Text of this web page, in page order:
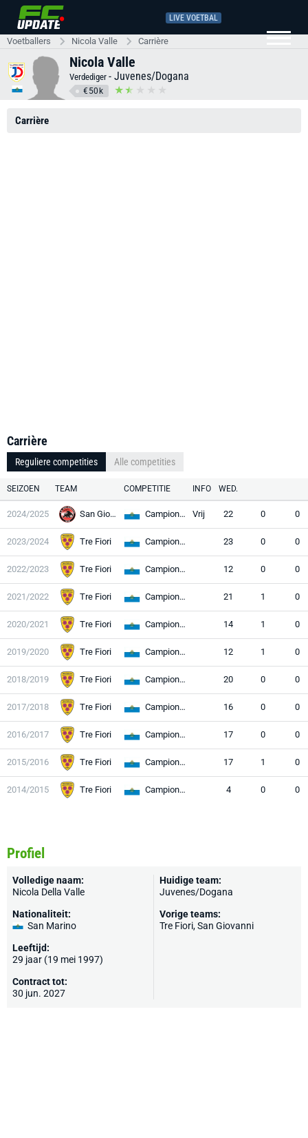
LIVE VOETBAL
Voetballers Nicola Valle Carrière
Nicola Valle
Verdediger - Juvenes/Dogana
€50k
Carrière
Carrière
Reguliere competities Alle competities
SEIZOEN TEAM COMPETITIE INFO WED.
2024/2025 San Giovanni Campionato Vrij 22 0 0
2023/2024 Tre Fiori Campionato 23 0 0
2022/2023 Tre Fiori Campionato 12 0 0
2021/2022 Tre Fiori Campionato 21 1 0
2020/2021 Tre Fiori Campionato 14 1 0
2019/2020 Tre Fiori Campionato 12 1 0
2018/2019 Tre Fiori Campionato 20 0 0
2017/2018 Tre Fiori Campionato 16 0 0
2016/2017 Tre Fiori Campionato 17 0 0
2015/2016 Tre Fiori Campionato 17 1 0
2014/2015 Tre Fiori Campionato 4 0 0
Profiel
Volledige naam:
Nicola Della Valle
Nationaliteit:
San Marino
Leeftijd:
29 jaar (19 mei 1997)
Contract tot:
30 jun. 2027
Huidige team:
Juvenes/Dogana
Vorige teams:
Tre Fiori, San Giovanni